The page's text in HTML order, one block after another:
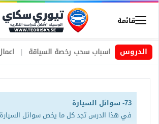
قائمة
الدروس
| اسباب سحب رخصة السياقة | اعمال او
73- سوائل السيارة
في هذا الدرس تجد كل ما يخص سوائل السيارة